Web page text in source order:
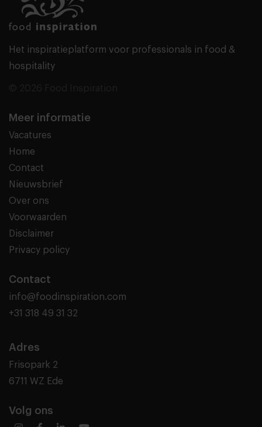
Het inspiratieplatform voor professionals in food &
hospitality
Meer informatie
Vacatures
Home
Contact
Nieuwsbrief
Over ons
Voorwaarden
Disclaimer
Privacy policy
Contact
info@foodinspiration.com
+31 318 49 31 32
Adres
Frisopark 2
6711 WZ Ede
Volg ons